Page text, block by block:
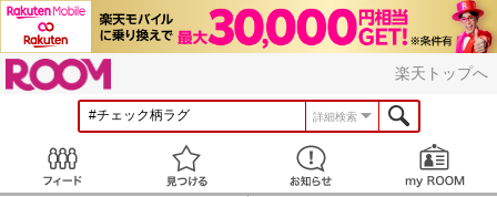
楽天トップへ
詳細検索
見つける お知らせ